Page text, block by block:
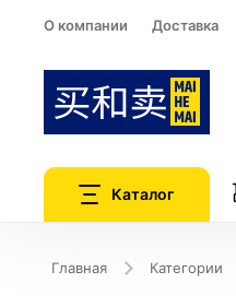
О компании Доставка
Каталог
Главная Категории